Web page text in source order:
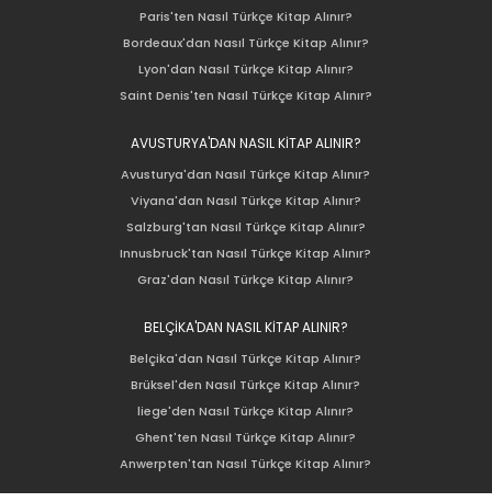
Paris'ten Nasıl Türkçe Kitap Alınır?
Bordeaux'dan Nasıl Türkçe Kitap Alınır?
Lyon'dan Nasıl Türkçe Kitap Alınır?
Saint Denis'ten Nasıl Türkçe Kitap Alınır?
AVUSTURYA'DAN NASIL KİTAP ALINIR?
Avusturya'dan Nasıl Türkçe Kitap Alınır?
Viyana'dan Nasıl Türkçe Kitap Alınır?
Salzburg'tan Nasıl Türkçe Kitap Alınır?
Innusbruck'tan Nasıl Türkçe Kitap Alınır?
Graz'dan Nasıl Türkçe Kitap Alınır?
BELÇİKA'DAN NASIL KİTAP ALINIR?
Belçika'dan Nasıl Türkçe Kitap Alınır?
Brüksel'den Nasıl Türkçe Kitap Alınır?
liege'den Nasıl Türkçe Kitap Alınır?
Ghent'ten Nasıl Türkçe Kitap Alınır?
Anwerpten'tan Nasıl Türkçe Kitap Alınır?